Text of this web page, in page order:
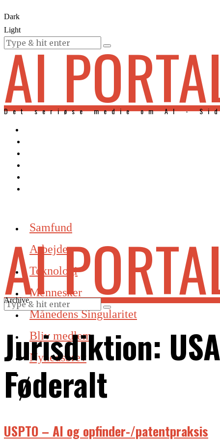
Dark
Light
KURSER
AI
Det seriøse medie om AI -
Samfund
Arbejde
Teknologi
Mennesker
Månedens Singularitet
Bliv medlem
Nyhedsbrev
AI
Archive
Jurisdiktion:
Føderalt
USPTO – AI og opfinder-/patentpraksis